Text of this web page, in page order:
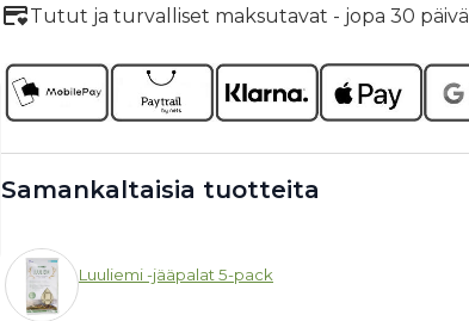
Tutut ja turvalliset maksutavat - jopa 30
Samankaltaisia tuotteita
Luuliemi -jääpalat 5-pack